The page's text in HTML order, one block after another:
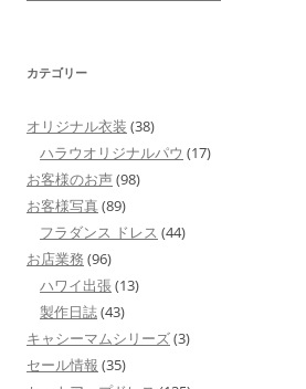
カテゴリー
オリジナル衣装 (38)
ハラウオリジナルパウ (17)
お客様のお声(98)
お客様写真(89)
フラダンス ドレス (44)
お店業務 (96)
ハワイ出張(13)
製作日誌(43)
キャシーマムシリーズ(3)
セール情報 (35)